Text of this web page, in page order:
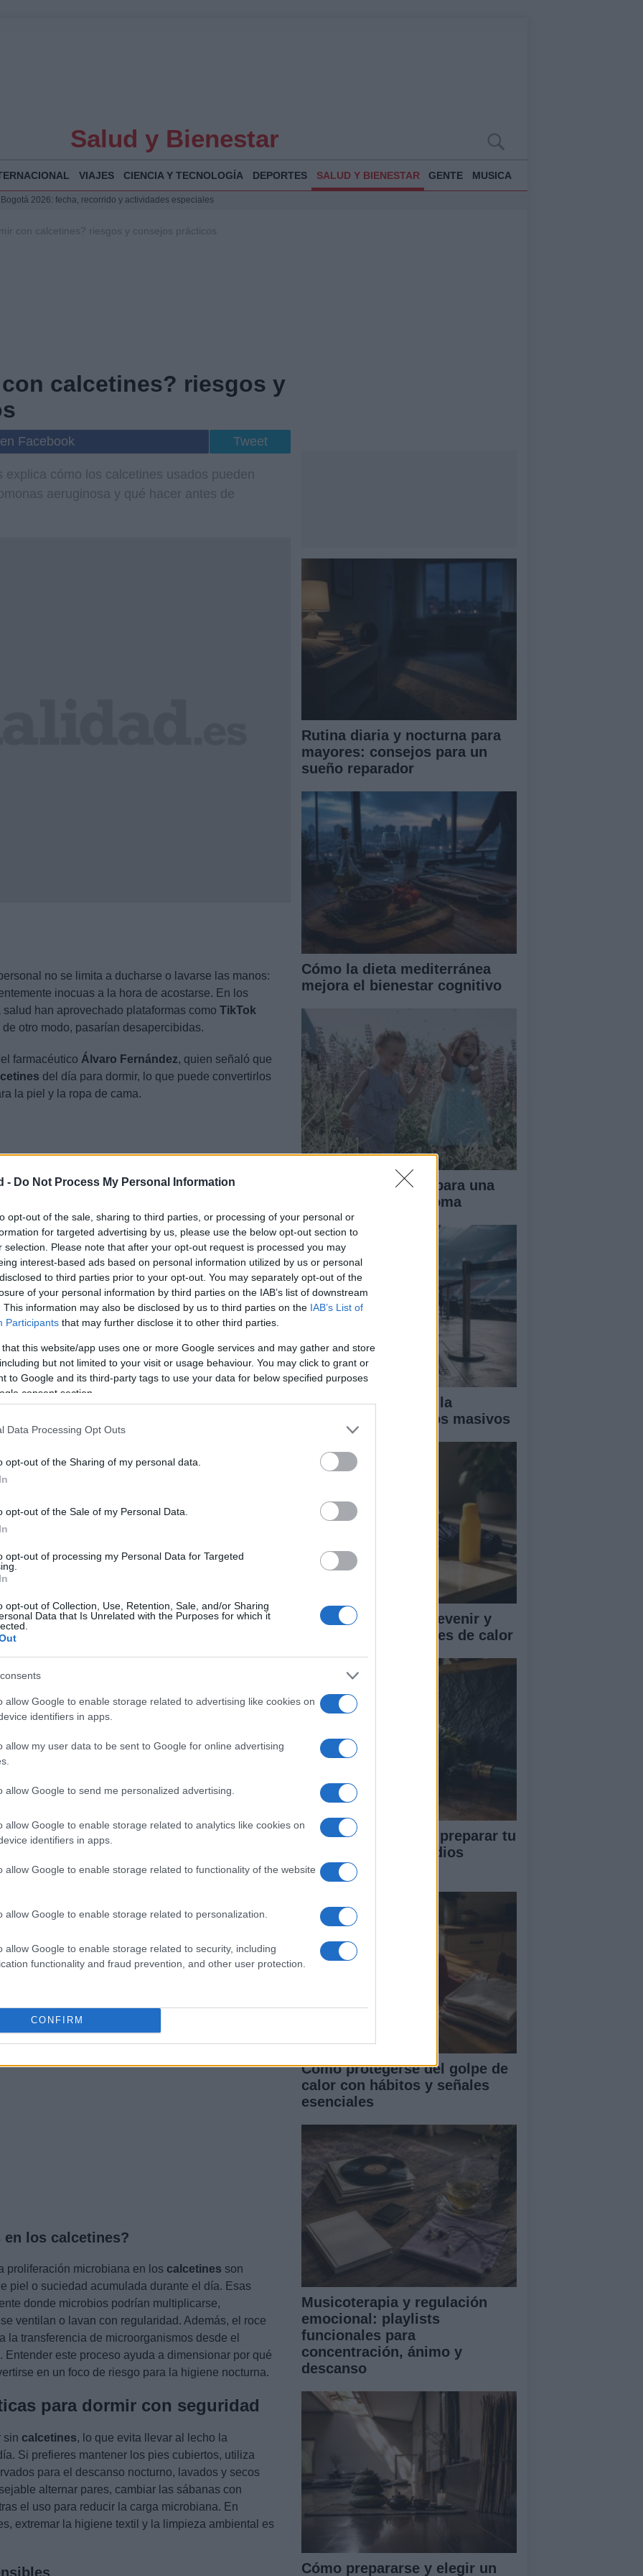
- Do Not Process My Personal Information
opt-out of the sale, sharing to third parties, or processing of your personal or
for targeted advertising by us, please use the below opt-out section to
selection. Please note that after your opt-out request is processed you may
interest-based ads based on personal information utilized by us or personal
to third parties prior to your opt-out. You may separately opt-out of the
of your personal information by third parties on the IAB’s list of downstream
This information may also be disclosed by us to third parties on the IAB’s List of
Participants that may further disclose it to other third parties.
that this website/app uses one or more Google services and may gather and store
but not limited to your visit or usage behaviour. You may click to grant or
to Google and its third-party tags to use your data for below specified purposes
consent section.
Data Processing Opt Outs
opt-out of the Sharing of my personal data.
opt-out of the Sale of my Personal Data.
opt-out of processing my Personal Data for Targeted
opt-out of Collection, Use, Retention, Sale, and/or Sharing
Data that Is Unrelated with the Purposes for which it
allow Google to enable storage related to advertising like cookies on
identifiers in apps.
allow my user data to be sent to Google for online advertising
allow Google to send me personalized advertising.
allow Google to enable storage related to analytics like cookies on
identifiers in apps.
allow Google to enable storage related to functionality of the website
allow Google to enable storage related to personalization.
allow Google to enable storage related to security, including
functionality and fraud prevention, and other user protection.
CONFIRM
Salud y Bienestar
VIAJES CIENCIA Y TECNOLOGÍA DEPORTES SALUD Y BIENESTAR GENTE MUSICA
2026: fecha, recorrido y actividades especiales
Illa Plana: Menorca apuesta por el deporte náutico sostenible
con calcetines? riesgos y consejos prácticos
calcetines? riesgos y
Facebook Tweet
cómo los calcetines usados pueden
aeruginosa y qué hacer antes de
no se limita a ducharse o lavarse las manos:
inocuas a la hora de acostarse. En los
han aprovechado plataformas como TikTok
otro modo, pasarían desapercibidas.
farmacéutico Álvaro Fernández, quien señaló que
del día para dormir, lo que puede convertirlos
la piel y la ropa de cama.
por comodidad o por termorregulación tiene
rápido, pero también trae riesgos si se emplean
el farmacéutico indica que alrededor del70%de las
a las sábanas microorganismos que
las fibras tras el uso diurno.
los datos disponibles
es la acción de llevar
los que han estado en contacto con el suelo
observaciones compartidas en redes, esos
20 veces más bacterias
gráfica que busca transmitir la magnitud del
aparece la
que puede causar infecciones en piel dañada y
a heces de insectos como cucarachas.
la salud
con textiles sucios incrementa la posibilidad
locales hasta infecciones más serias en
condiciones dermatológicas previas. La presencia
en los calcetines también favorece la
lo que extiende la exposición a otras
Para quienes tienen el sistema inmune
el riesgo de infecciones que requieren
pasa por controlar la limpieza de las prendas
la piel durante el sueño.
en los calcetines?
proliferación microbiana en los calcetines son
piel o suciedad acumulada durante el día. Esas
donde microbios podrían multiplicarse,
ventilan o lavan con regularidad. Además, el roce
la transferencia de microorganismos desde el
este proceso ayuda a dimensionar por qué
en un foco de riesgo para la higiene nocturna.
para dormir con seguridad
sin calcetines, lo que evita llevar al lecho la
Si prefieres mantener los pies cubiertos, utiliza
para el descanso nocturno, lavados y secos
alternar pares, cambiar las sábanas con
el uso para reducir la carga microbiana. En
extremar la higiene textil y la limpieza ambiental es
Rutina diaria y nocturna para
mayores: consejos para un
sueño reparador
Cómo la dieta mediterránea
mejora el bienestar cognitivo
Crianza tradicional para una
infancia más autónoma
Guía completa para la
seguridad en eventos masivos
Cómo reconocer, prevenir y
actuar ante los golpes de calor
Guía completa para preparar tu
vivienda ante incendios
forestales
Cómo protegerse del golpe de
calor con hábitos y señales
esenciales
Musicoterapia y regulación
emocional: playlists
funcionales para
concentración, ánimo y
descanso
Cómo prepararse y elegir un